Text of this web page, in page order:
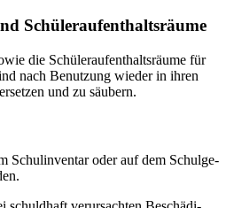
Schüleraufenthaltsräume
die Schü­ler­auf­ent­halts­räu­me für
nach Benut­zung wie­der in ihren
und zu säubern.
Schul­in­ven­tar oder auf dem Schul­ge­